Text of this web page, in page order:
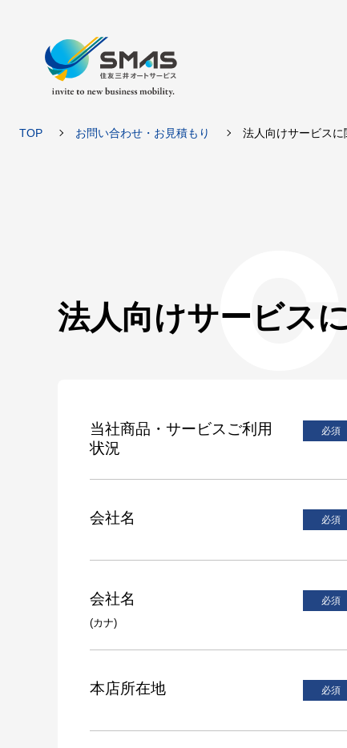
TOP お問い合わせ・お見積もり 法人向けサービス
法人向けサービス
当社商品・サービスご利用
状況
会社名
会社名
(カナ)
本店所在地